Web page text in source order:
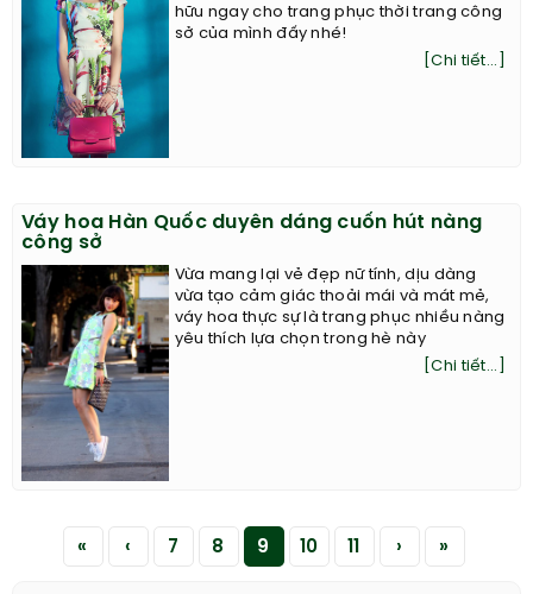
hữu ngay cho trang phục thời trang công
sở của mình đấy nhé!
[Chi tiết...]
Váy hoa Hàn Quốc duyên dáng cuốn hút nàng
công sở
Vừa mang lại vẻ đẹp nữ tính, dịu dàng
vừa tạo cảm giác thoải mái và mát mẻ,
váy hoa thực sự là trang phục nhiều nàng
yêu thích lựa chọn trong hè này
[Chi tiết...]
« ‹ 7 8 9 10 11 › »